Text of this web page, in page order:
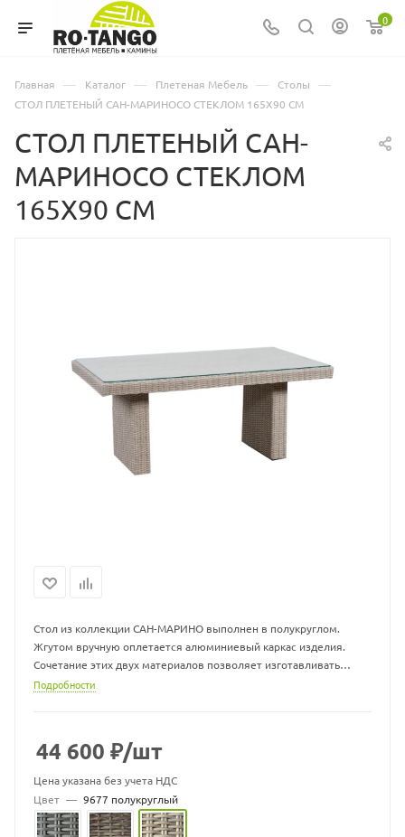
0
Главная — Каталог — Плетеная Мебель — Столы —
СТОЛ ПЛЕТЕНЫЙ САН-МАРИНОСО СТЕКЛОМ 165Х90 СМ
СТОЛ ПЛЕТЕНЫЙ САН-
МАРИНОСО СТЕКЛОМ
165Х90 СМ
Cтол из коллекции САН-МАРИНО выполнен в полукруглом.
Жгутом вручную оплетается алюминиевый каркас изделия.
Сочетание этих двух материалов позволяет изготавливать
легкую и одновременно прочную плетеную мебель, которая не
Стол со стеклом САН-МАРИНО изготавливается в следующих
- 1450 мм х 800 мм х 720 мм
- 1650 мм х 900 мм х 720 мм
Подробности
44 600 ₽/шт
Цена указана без учета НДС
Цвет — 9677 полукруглый